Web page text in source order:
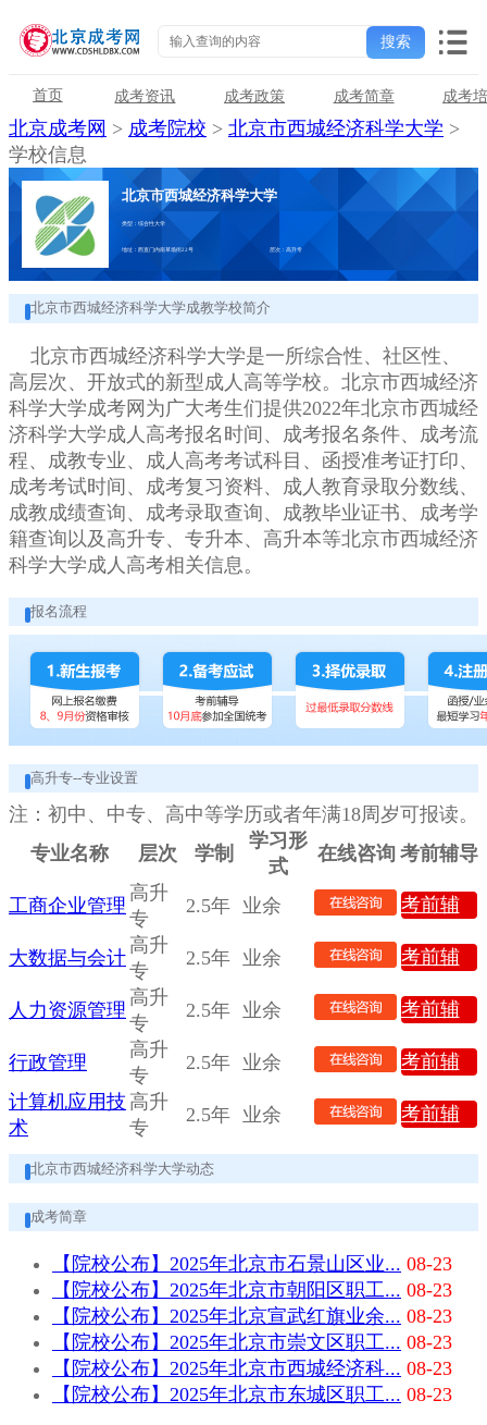
首页 成考资讯 成考政策 成考简章 成考
北京成考网 > 成考院校 > 北京市西城经济科学大学 >
学校信息
北京市西城经济科学大学
类型：综合性大学
地址：西直门内南草场街22号 层次：高升专
北京市西城经济科学大学成教学校简介
北京市西城经济科学大学是一所综合性、社区性、
高层次、开放式的新型成人高等学校。北京市西城经济
科学大学成考网为广大考生们提供2022年北京市西城经
济科学大学成人高考报名时间、成考报名条件、成考流
程、成教专业、成人高考考试科目、函授准考证打印、
成考考试时间、成考复习资料、成人教育录取分数线、
成教成绩查询、成考录取查询、成教毕业证书、成考学
籍查询以及高升专、专升本、高升本等北京市西城经济
科学大学成人高考相关信息。
报名流程
高升专--专业设置
注：初中、中专、高中等学历或者年满18周岁可报读。
专业名称
层次 学制
学习形
式
在线咨询 考前辅导
工商企业管理
高升
专
2.5年 业余
考前辅
大数据与会计
高升
专
2.5年 业余
考前辅
人力资源管理
高升
专
2.5年 业余
考前辅
行政管理
高升
专
2.5年 业余
考前辅
计算机应用技
术
高升
专
2.5年 业余
考前辅
北京市西城经济科学大学动态
成考简章
【院校公布】2025年北京市石景山区业... 08-23
【院校公布】2025年北京市朝阳区职工... 08-23
【院校公布】2025年北京宣武红旗业余... 08-23
【院校公布】2025年北京市崇文区职工... 08-23
【院校公布】2025年北京市西城经济科... 08-23
【院校公布】2025年北京市东城区职工... 08-23